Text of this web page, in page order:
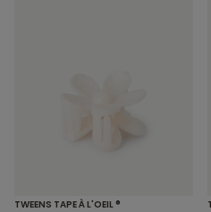
TWEENS TAPE À L'OEIL ®